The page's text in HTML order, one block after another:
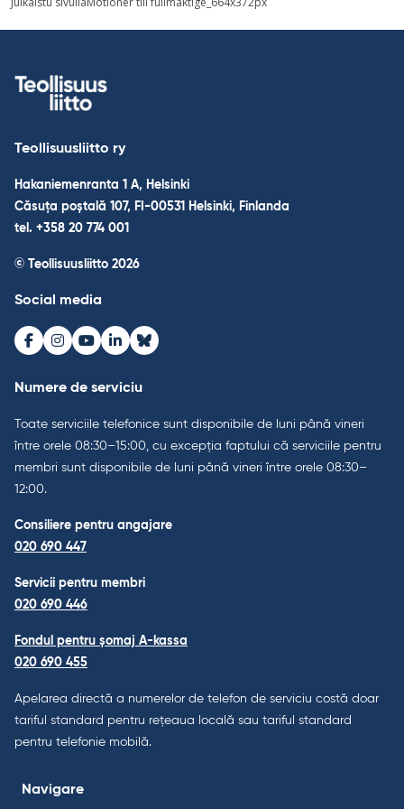
Teollisuusliitto ry
Hakaniemenranta 1 A, Helsinki
Căsuța poștală 107, FI-00531 Helsinki, Finlanda
tel. +358 20 774 001
© Teollisuusliitto 2026
Social media
Facebook
Instagram
Youtube
LinkedInBluesky
Numere de serviciu
Toate serviciile telefonice sunt disponibile de luni până vineri
între orele 08:30–15:00, cu excepția faptului că serviciile pentru
membri sunt disponibile de luni până vineri între orele 08:30–
12:00.
Consiliere pentru angajare
020 690 447
Servicii pentru membri
020 690 446
Fondul pentru șomaj A-kassa
020 690 455
Apelarea directă a numerelor de telefon de serviciu costă doar
tariful standard pentru rețeaua locală sau tariful standard
pentru telefonie mobilă.
Navigare